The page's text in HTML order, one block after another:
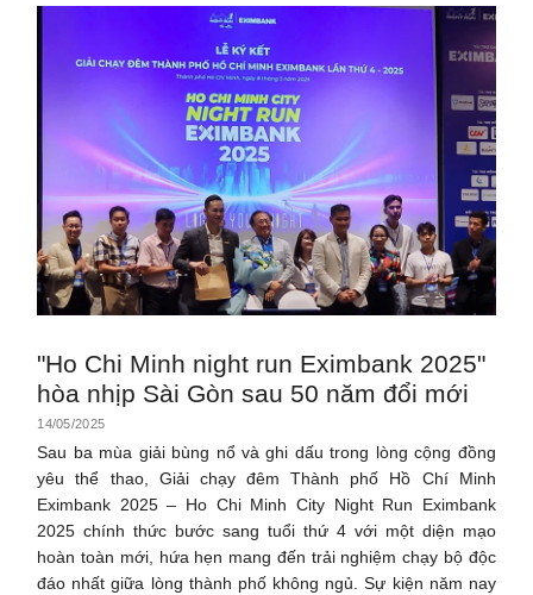
"Ho Chi Minh night run Eximbank 2025"
hòa nhịp Sài Gòn sau 50 năm đổi mới
14/05/2025
Sau ba mùa giải bùng nổ và ghi dấu trong lòng cộng đồng
yêu thể thao, Giải chạy đêm Thành phố Hồ Chí Minh
Eximbank 2025 – Ho Chi Minh City Night Run Eximbank
2025 chính thức bước sang tuổi thứ 4 với một diện mạo
hoàn toàn mới, hứa hẹn mang đến trải nghiệm chạy bộ độc
đáo nhất giữa lòng thành phố không ngủ. Sự kiện năm nay